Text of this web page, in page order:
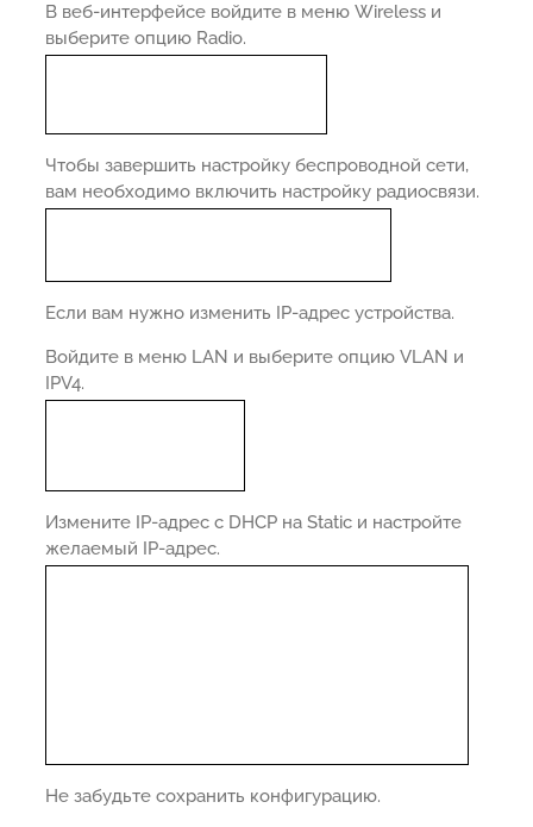
В веб-интерфейсе войдите в меню Wireless и
выберите опцию Radio.
Чтобы завершить настройку беспроводной сети,
вам необходимо включить настройку радиосвязи.
Если вам нужно изменить IP-адрес устройства.
Войдите в меню LAN и выберите опцию VLAN и
IPV4.
Измените IP-адрес с DHCP на Static и настройте
желаемый IP-адрес.
Не забудьте сохранить конфигурацию.